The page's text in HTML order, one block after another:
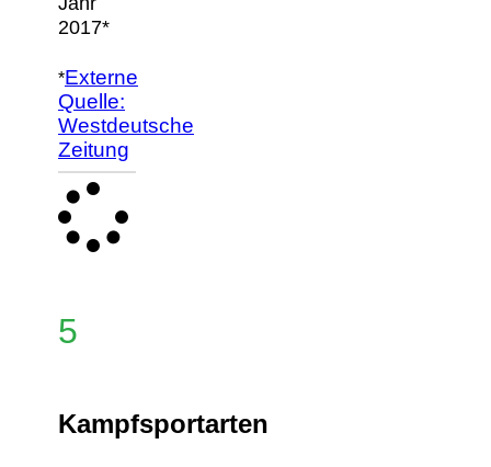
2017*
*Externe
Quelle:
Westdeutsche
Zeitung
5
Kampfsportarten